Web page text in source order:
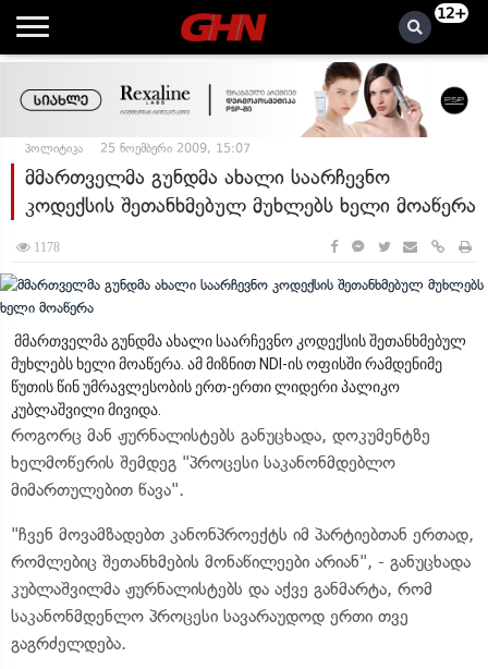
12+
პოლიტიკა 25 ნოემბერი 2009, 15:07
მმართველმა გუნდმა ახალი საარჩევნო
კოდექსის შეთანხმებულ მუხლებს ხელი მოაწერა
1178
მმართველმა გუნდმა ახალი საარჩევნო კოდექსის შეთანხმებულ
მუხლებს ხელი მოაწერა. ამ მიზნით NDI-ის ოფისში რამდენიმე
წუთის წინ უმრავლესობის ერთ-ერთი ლიდერი პალიკო
კუბლაშვილი მივიდა.
როგორც მან ჟურნალისტებს განუცხადა, დოკუმენტზე
ხელმოწერის შემდეგ "პროცესი საკანონმდებლო
მიმართულებით წავა".
"ჩვენ მოვამზადებთ კანონპროექტს იმ პარტიებთან ერთად,
რომლებიც შეთანხმების მონაწილეები არიან", - განუცხადა
კუბლაშვილმა ჟურნალისტებს და აქვე განმარტა, რომ
საკანონმდენლო პროცესი სავარაუდოდ ერთი თვე
გაგრძელდება.